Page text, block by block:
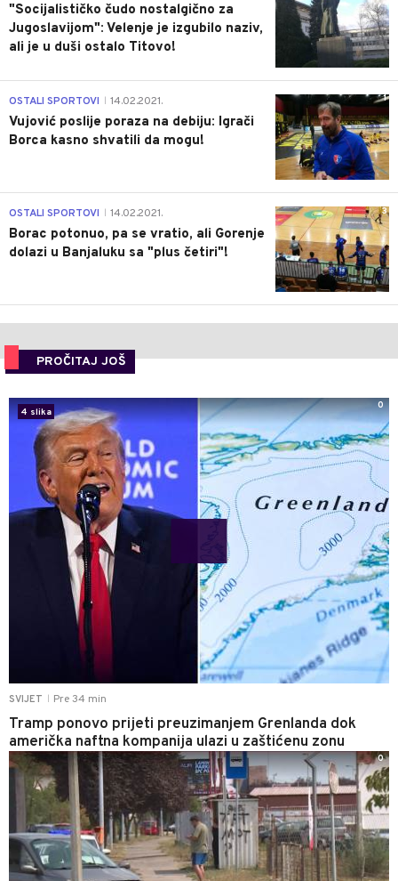
"Socijalističko čudo nostalgično za
Jugoslavijom": Velenje je izgubilo naziv,
ali je u duši ostalo Titovo!
1
OSTALI SPORTOVI 14.02.2021.
Vujović poslije poraza na debiju: Igrači
Borca kasno shvatili da mogu!
3
OSTALI SPORTOVI 14.02.2021.
Borac potonuo, pa se vratio, ali Gorenje
dolazi u Banjaluku sa "plus četiri"!
PROČITAJ JOŠ
SVIJET Pre 34 min
Tramp ponovo prijeti preuzimanjem Grenlanda dok
američka naftna kompanija ulazi u zaštićenu zonu
4 slika
0
0